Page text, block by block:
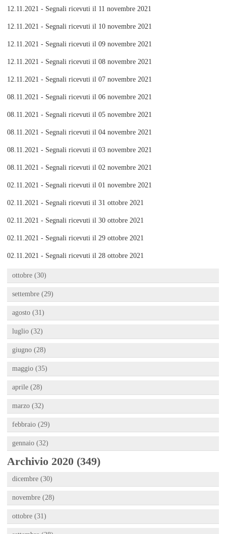
12.11.2021 - Segnali ricevuti il 11 novembre 2021
12.11.2021 - Segnali ricevuti il 10 novembre 2021
12.11.2021 - Segnali ricevuti il 09 novembre 2021
12.11.2021 - Segnali ricevuti il 08 novembre 2021
12.11.2021 - Segnali ricevuti il 07 novembre 2021
08.11.2021 - Segnali ricevuti il 06 novembre 2021
08.11.2021 - Segnali ricevuti il 05 novembre 2021
08.11.2021 - Segnali ricevuti il 04 novembre 2021
08.11.2021 - Segnali ricevuti il 03 novembre 2021
08.11.2021 - Segnali ricevuti il 02 novembre 2021
02.11.2021 - Segnali ricevuti il 01 novembre 2021
02.11.2021 - Segnali ricevuti il 31 ottobre 2021
02.11.2021 - Segnali ricevuti il 30 ottobre 2021
02.11.2021 - Segnali ricevuti il 29 ottobre 2021
02.11.2021 - Segnali ricevuti il 28 ottobre 2021
ottobre (30)
settembre (29)
agosto (31)
luglio (32)
giugno (28)
maggio (35)
aprile (28)
marzo (32)
febbraio (29)
gennaio (32)
Archivio 2020 (349)
dicembre (30)
novembre (28)
ottobre (31)